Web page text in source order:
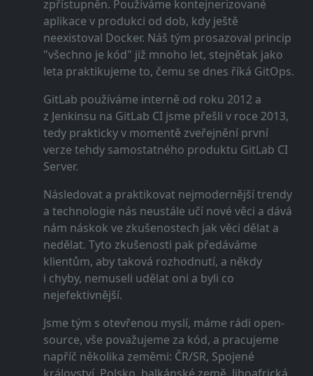
zpřístupněn. Používáme kontejnerizované
aplikace v produkci od dob, kdy ještě
neexistoval Docker. Náš tým prosazoval princip
"všechno je kód" již mnoho let, stejnětak jako
leta praktikujeme to, čemu se dnes říká GitOps.
GitLab používáme interně od roku 2012 a
z Jenkinsu na GitLab CI jsme přešli v roce 2013,
tedy prakticky v momentě zveřejnění první
verze tehdy samostatného produktu GitLab CI
Server.
Následovat a praktikovat nejmodernější trendy
a technologie nás neustále učí nové věci a dává
nám náskok ve zkušenostech jak věci dělat a
nedělat. Tyto zkušenosti pak předáváme
klientům, aby taková rozhodnutí, a někdy
i chyby, nemuseli udělat oni a byli co
nejefektivnější.
Jsme tým s otevřenou myslí, máme rádi open-
source, vše považujeme za kód, a pracujeme
napříč několika zeměmi: ČR/SR, Spojené